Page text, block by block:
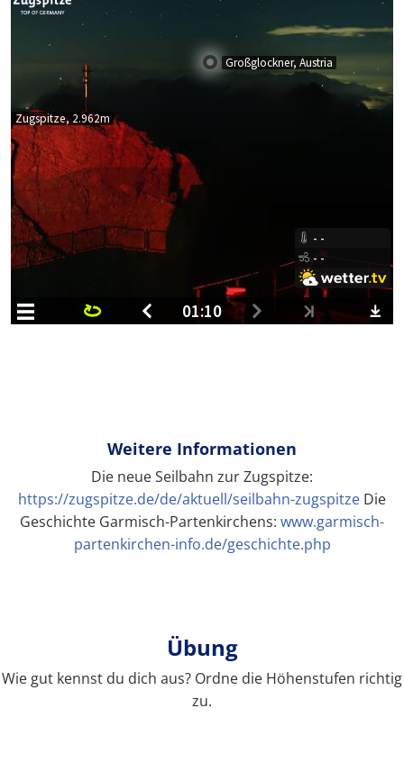
Weitere Informationen
Die neue Seilbahn zur Zugspitze:
https://zugspitze.de/de/aktuell/seilbahn-zugspitze Die
Geschichte Garmisch-Partenkirchens: www.garmisch-
partenkirchen-info.de/geschichte.php
Übung
Wie gut kennst du dich aus? Ordne die Höhenstufen richtig
zu.